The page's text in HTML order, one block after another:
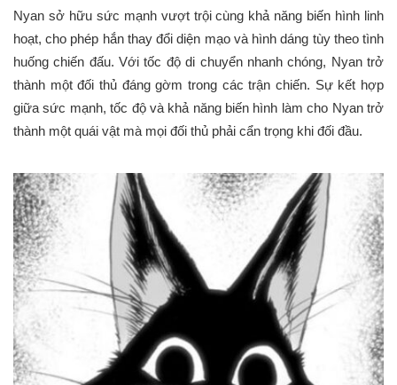
Nyan sở hữu sức mạnh vượt trội cùng khả năng biến hình linh
hoạt, cho phép hắn thay đổi diện mạo và hình dáng tùy theo tình
huống chiến đấu. Với tốc độ di chuyển nhanh chóng, Nyan trở
thành một đối thủ đáng gờm trong các trận chiến. Sự kết hợp
giữa sức mạnh, tốc độ và khả năng biến hình làm cho Nyan trở
thành một quái vật mà mọi đối thủ phải cẩn trọng khi đối đầu.